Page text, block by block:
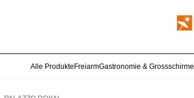
Alle Produkte FreiarmGastronomie & Grossschirme